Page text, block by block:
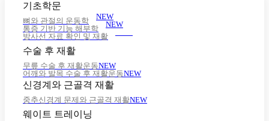
기초학문
뼈와 관절의 운동학
NEW
통증 기반 기능 해부학
NEW
방사선 자료 확인 및 재활
수술 후 재활
무릎 수술 후 재활운동NEW
어깨와 발목 수술 후 재활운동NEW
신경계와 근골격 재활
중추신경계 문제와 근골격 재활NEW
웨이트 트레이닝